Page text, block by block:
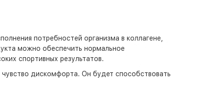
потребностей организма в коллагене,
можно обеспечить нормальное
спортивных результатов.
дискомфорта. Он будет способствовать